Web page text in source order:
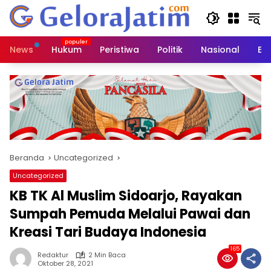
Langsung
konten
News
Hukum Peristiwa Politik Nasional
Beranda Uncategorized
Uncategorized
KB TK Al Muslim Sidoarjo, Rayakan
Sumpah Pemuda Melalui Pawai dan
Kreasi Tari Budaya Indonesia
Redaktur
2 Min Baca
Oktober 28, 2021
165